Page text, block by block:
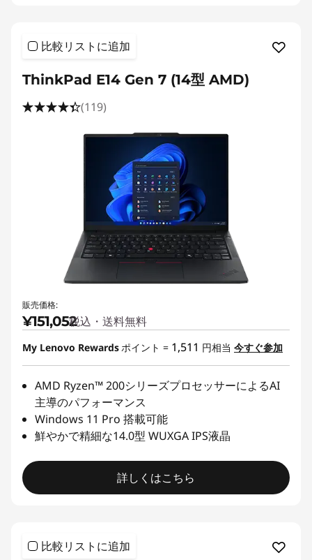
比較リストに追加
ThinkPad E14 Gen 7 (14型 AMD)
(119)
販売価格:
¥151,052税込・送料無料
My Lenovo Rewardsポイント = 1,511 円相当 今すぐ参加
AMD Ryzen™ 200シリーズプロセッサーによるAI
主導のパフォーマンス
Windows 11 Pro 搭載可能
鮮やかで精細な14.0型 WUXGA IPS液晶
詳しくはこちら
比較リストに追加